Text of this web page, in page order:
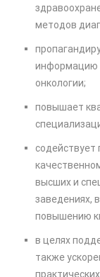
методов
информацию
онкологии;
повышает
высших и
заведениях,
повышению
в целях
также